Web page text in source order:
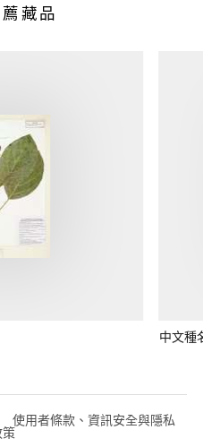
藏品
中文種
使用者條款、資訊安全與隱私